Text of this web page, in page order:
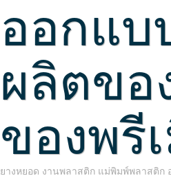
ออกแบ
ผลิตขอ
ของพรี
ยางหยอด งานพลาสติก แม่พิมพ์พลาสติก